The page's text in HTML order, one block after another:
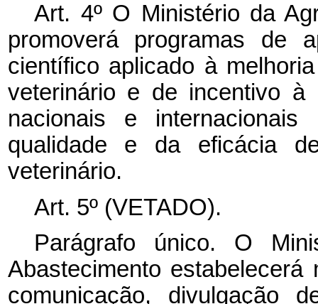
Art. 4º O Ministério da
promoverá programas de
científico aplicado à
veterinário e de incentivo à
nacionais e
qualidade e da eficácia
veterinário.
Art. 5º (VETADO).
Parágrafo único. O
Abastecimento
comunicação, divulgação